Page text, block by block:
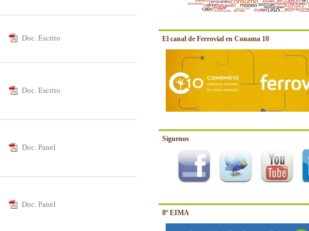
El canal de Ferrovial en Conama 10
Síguenos
8º EIMA
Doc. Escrito
Doc. Escrito
Doc. Panel
Doc. Panel